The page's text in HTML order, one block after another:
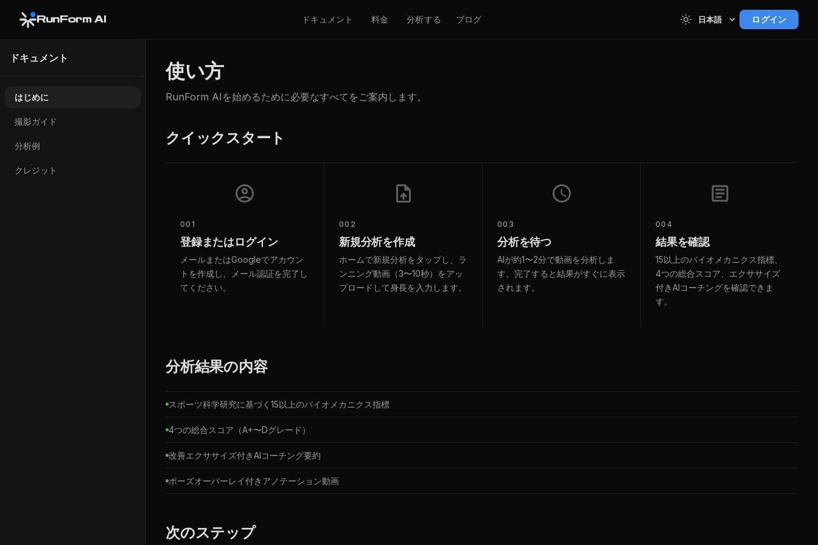
RunForm AI ドキュメント 料金 分析する ブログ 日本語 ログイン
ドキュメント
はじめに
撮影ガイド
分析例
クレジット
使い方
RunForm AIを始めるために必要なすべてをご案内します。
クイックスタート
001
登録またはログイン
メールまたはGoogleでアカウン
トを作成し、メール認証を完了し
てください。
002
新規分析を作成
ホームで新規分析をタップし、ラ
ンニング動画（3〜10秒）をアッ
プロードして身長を入力します。
003
分析を待つ
AIが約1〜2分で動画を分析しま
す。完了すると結果がすぐに表示
されます。
004
結果を確認
15以上のバイオメカニクス指標、
4つの総合スコア、エクササイズ
付きAIコーチングを確認できま
す。
分析結果の内容
スポーツ科学研究に基づく15以上のバイオメカニクス指標
4つの総合スコア（A+〜Dグレード）
改善エクササイズ付きAIコーチング要約
ポーズオーバーレイ付きアノテーション動画
次のステップ